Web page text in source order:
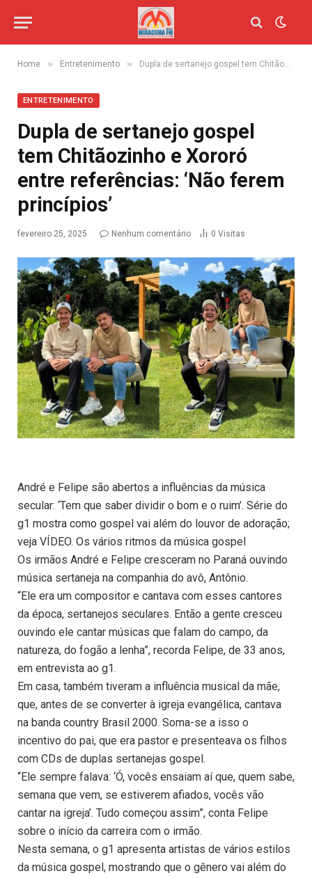
Home » Entretenimento » Dupla de sertanejo gospel tem Chitãozinho e Xororó entre referências: ‘Não ferem princípios’
ENTRETENIMENTO
Dupla de sertanejo gospel
tem Chitãozinho e Xororó
entre referências: ‘Não ferem
princípios’
fevereiro 25, 2025 Nenhum comentário 0 Visitas
André e Felipe são abertos a influências da música
secular: ‘Tem que saber dividir o bom e o ruim’. Série do
g1 mostra como gospel vai além do louvor de adoração;
veja VÍDEO. Os vários ritmos da música gospel
Os irmãos André e Felipe cresceram no Paraná ouvindo
música sertaneja na companhia do avô, Antônio.
“Ele era um compositor e cantava com esses cantores
da época, sertanejos seculares. Então a gente cresceu
ouvindo ele cantar músicas que falam do campo, da
natureza, do fogão a lenha”, recorda Felipe, de 33 anos,
em entrevista ao g1.
Em casa, também tiveram a influência musical da mãe,
que, antes de se converter à igreja evangélica, cantava
na banda country Brasil 2000. Soma-se a isso o
incentivo do pai, que era pastor e presenteava os filhos
com CDs de duplas sertanejas gospel.
“Ele sempre falava: ‘Ó, vocês ensaiam aí que, quem sabe,
semana que vem, se estiverem afiados, vocês vão
cantar na igreja’. Tudo começou assim”, conta Felipe
sobre o início da carreira com o irmão.
Nesta semana, o g1 apresenta artistas de vários estilos
da música gospel, mostrando que o gênero vai além do